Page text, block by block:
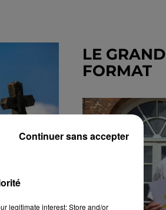
DE
LE GRAND
FORMAT
legitimate interest: Store and/or
Continuer sans accepter